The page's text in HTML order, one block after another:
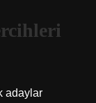
adaylar